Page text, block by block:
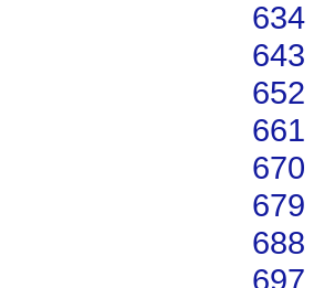
634
643
652
661
670
679
688
697